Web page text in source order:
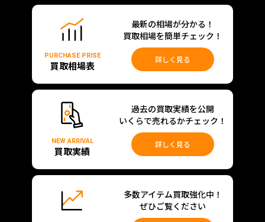
PURCHASE PRISE
買取相場表
最新の相場が分かる！
買取相場を簡単チェック！
詳しく見る
NEW ARRIVAL
買取実績
過去の買取実績を公開
いくらで売れるかチェック！
詳しく見る
多数アイテム買取強化中！
ぜひご覧ください